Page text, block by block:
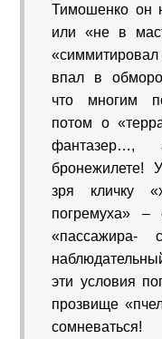
Тимошенко он
или «не в
«симмитировал
впал в
что многим
потом о
бронежилете!
зря кличку
погремуха» –
«пассажира-
эти условия
прозвище
сомневаться!